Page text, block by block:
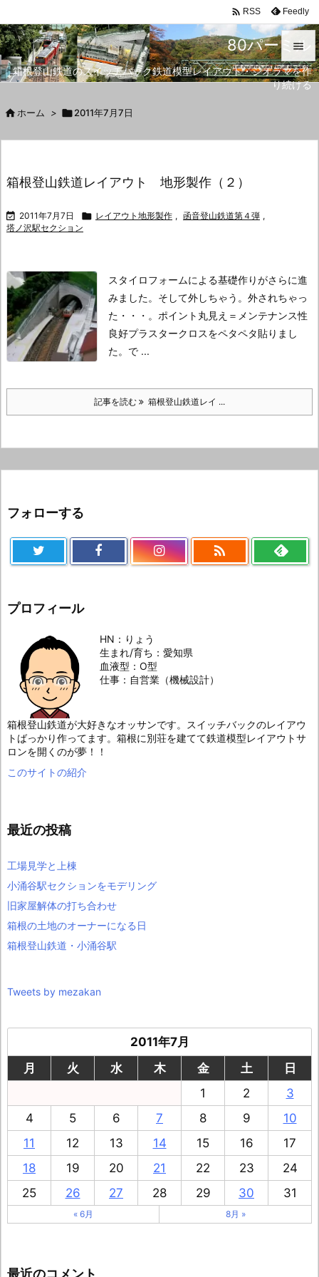
80パーミル
箱根登山鉄道のスイッチバック鉄道模型レイアウト・ジオラマを作
り続ける


メニュ
 RSS Feedly
 ホーム > 2011年7月7日
箱根登山鉄道レイアウト 地形製作（２）
 2011年7月7日  レイアウト地形製作 , 函音登山鉄道第４弾 ,
塔ノ沢駅セクション
スタイロフォームによる基礎作りがさらに進
みました。 そして外しちゃう。 外されちゃっ
た・・・。 ポイント丸見え＝メンテナンス性
良好プラスタークロスをペタペタ貼りまし
た。 で ...
記事を読む 箱根登山鉄道レイ ...
フォローする

プロフィール
HN：りょう
生まれ/育ち：愛知県
血液型：O型
仕事：自営業（機械設計）
箱根登山鉄道が大好きなオッサンです。スイッチバックのレイアウ
トばっかり作ってます。箱根に別荘を建てて鉄道模型レイアウトサ
ロンを開くのが夢！！
このサイトの紹介
最近の投稿
工場見学と上棟
小涌谷駅セクションをモデリング
旧家屋解体の打ち合わせ
箱根の土地のオーナーになる日
箱根登山鉄道・小涌谷駅
Tweets by mezakan
2011年7月
月
火 水 木 金 土
日
1
2
3
4
5 6 7 8 9
10
11
12 13 14 15 16
17
18
19 20 21 22 23
24
25
26 27 28 29 30 31
« 6月 8月 »
最近のコメント